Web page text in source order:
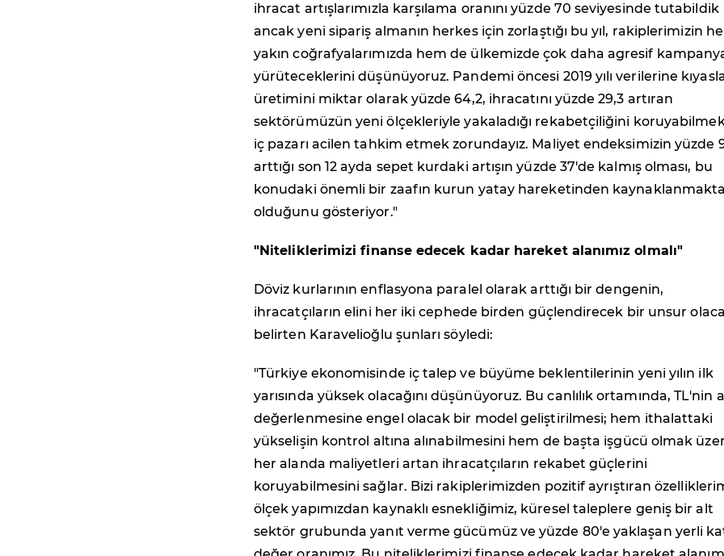
ihracat artışlarımızla karşılama oranını yüzde 70 seviyesinde tutabildik
ancak yeni sipariş almanın herkes için zorlaştığı bu yıl, rakiplerimizin
yakın coğrafyalarımızda hem de ülkemizde çok daha agresif
yürüteceklerini düşünüyoruz. Pandemi öncesi 2019 yılı verilerine
üretimini miktar olarak yüzde 64,2, ihracatını yüzde 29,3 artıran
sektörümüzün yeni ölçekleriyle yakaladığı rekabetçiliğini
iç pazarı acilen tahkim etmek zorundayız. Maliyet endeksimizin yüzde
arttığı son 12 ayda sepet kurdaki artışın yüzde 37'de kalmış olması, bu
konudaki önemli bir zaafın kurun yatay hareketinden kaynaklanmakta
olduğunu gösteriyor."
"Niteliklerimizi finanse edecek kadar hareket alanımız olmalı"
Döviz kurlarının enflasyona paralel olarak arttığı bir dengenin,
ihracatçıların elini her iki cephede birden güçlendirecek bir unsur
belirten Karavelioğlu şunları söyledi:
"Türkiye ekonomisinde iç talep ve büyüme beklentilerinin yeni yılın ilk
yarısında yüksek olacağını düşünüyoruz. Bu canlılık ortamında, TL'nin
değerlenmesine engel olacak bir model geliştirilmesi; hem ithalattaki
yükselişin kontrol altına alınabilmesini hem de başta işgücü olmak
her alanda maliyetleri artan ihracatçıların rekabet güçlerini
koruyabilmesini sağlar. Bizi rakiplerimizden pozitif ayrıştıran
ölçek yapımızdan kaynaklı esnekliğimiz, küresel taleplere geniş bir alt
sektör grubunda yanıt verme gücümüz ve yüzde 80'e yaklaşan yerli